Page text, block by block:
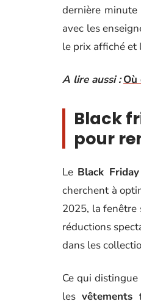
dernière
avec les
le prix affiché et
A lire aussi : Où
Black
pour
Le Black
cherchent à
2025, la fenêtre
réductions
dans les
Ce qui distingue
les vêtements